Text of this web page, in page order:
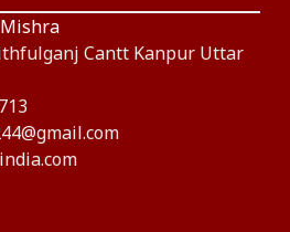
Cantt Kanpur Uttar